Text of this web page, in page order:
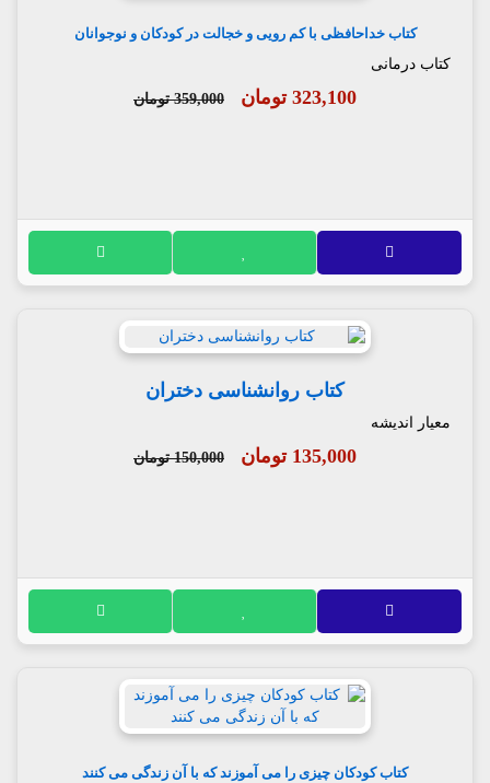
کتاب خداحافظی با کم رویی و خجالت در کودکان و نوجوانان
کتاب درمانی
323,100 تومان 359,000 تومان
کتاب روانشناسی دختران
معیار اندیشه
135,000 تومان 150,000 تومان
کتاب کودکان چیزی را می آموزند که با آن زندگی می کنند